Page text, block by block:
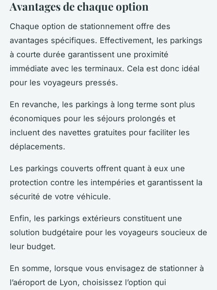
Avantages de chaque option
Chaque option de stationnement offre des
avantages spécifiques. Effectivement, les parkings
à courte durée garantissent une proximité
immédiate avec les terminaux. Cela est donc idéal
pour les voyageurs pressés.
En revanche, les parkings à long terme sont plus
économiques pour les séjours prolongés et
incluent des navettes gratuites pour faciliter les
déplacements.
Les parkings couverts offrent quant à eux une
protection contre les intempéries et garantissent la
sécurité de votre véhicule.
Enfin, les parkings extérieurs constituent une
solution budgétaire pour les voyageurs soucieux de
leur budget.
En somme, lorsque vous envisagez de stationner à
l’aéroport de Lyon, choisissez l’option qui